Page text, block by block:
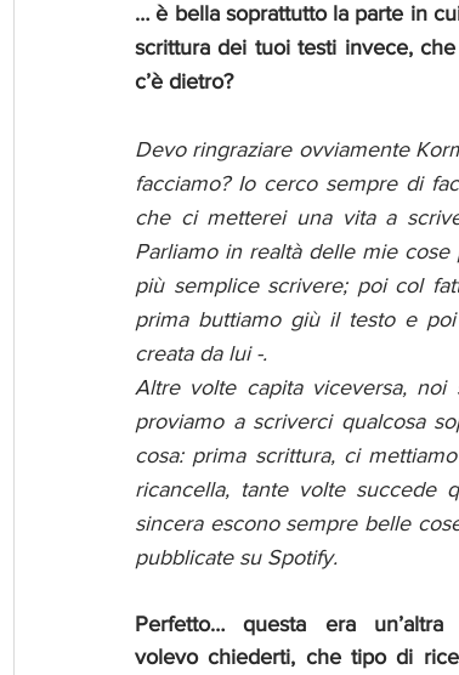
… è bella soprattutto la parte in
scrittura dei tuoi testi invece,
c’è dietro?
Devo ringraziare ovviamente
facciamo? Io cerco sempre di
che ci metterei una vita a
Parliamo in realtà delle mie
più semplice scrivere; poi col
prima buttiamo giù il testo e
creata da lui -.
Altre volte capita viceversa,
proviamo a scriverci qualcosa
cosa: prima scrittura, ci
ricancella, tante volte succede
sincera escono sempre belle
pubblicate su Spotify.
Perfetto… questa era
volevo chiederti, che tipo di